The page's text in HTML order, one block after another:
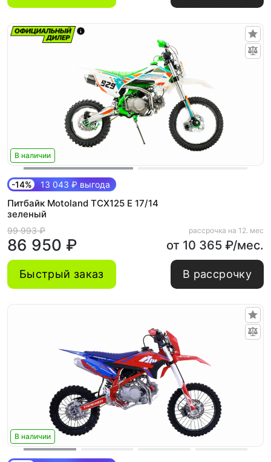
В наличии
-14% 13 043 ₽ выгода
Питбайк Motoland TCX125 E 17/14
зеленый
99 993 ₽
86 950 ₽
рассрочка на 12. мес
от 10 365 ₽/мес.
Быстрый заказ В рассрочку
В наличии